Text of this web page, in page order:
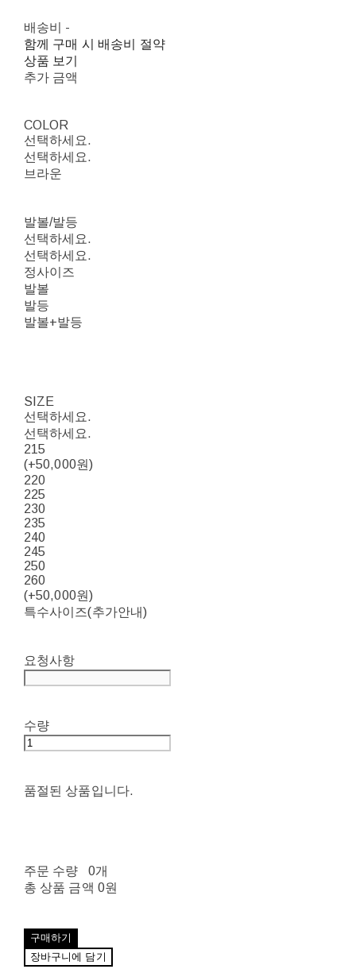
배송비 -
함께 구매 시 배송비 절약
상품 보기
추가 금액
COLOR
선택하세요.
선택하세요.
브라운
발볼/발등
선택하세요.
선택하세요.
정사이즈
발볼
발등
발볼+발등
SIZE
선택하세요.
선택하세요.
215
(+50,000원)
220
225
230
235
240
245
250
260
(+50,000원)
특수사이즈(추가안내)
요청사항
수량
품절된 상품입니다.
주문 수량
0개
총 상품 금액 0원
구매하기
장바구니에 담기